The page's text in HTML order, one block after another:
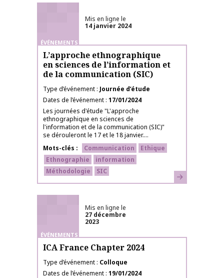
ÉVÉNEMENTS
Mis en ligne le
14 janvier 2024
L’approche ethnographique
en sciences de l’information et
de la communication (SIC)
Type d’événement Journée d’étude
Dates de l’événement 17/01/2024
Les journées d'étude "L'approche
ethnographique en sciences de
l'information et de la communication (SIC)"
se dérouleront le 17 et le 18 janvier....
Mots-clés
Communication
Ethique
Ethnographie
information
Méthodologie
SIC En savoir plus
ÉVÉNEMENTS
Mis en ligne le
27 décembre
2023
ICA France Chapter 2024
Type d’événement Colloque
Dates de l’événement 19/01/2024